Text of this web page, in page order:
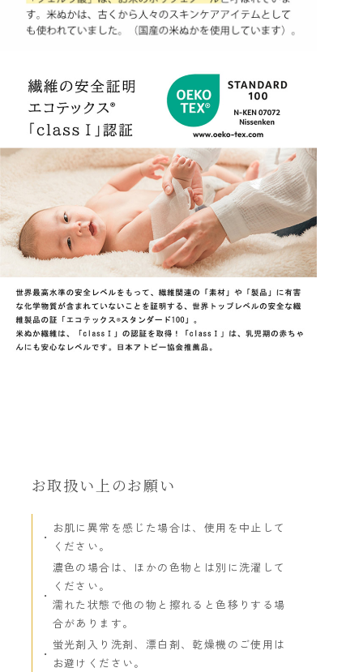
お取扱い上のお願い
お肌に異常を感じた場合は、使用を中止して
ください。
濃色の場合は、ほかの色物とは別に洗濯して
ください。
濡れた状態で他の物と擦れると色移りする場
合があります。
蛍光剤入り洗剤、漂白剤、乾燥機のご使用は
お避けください。